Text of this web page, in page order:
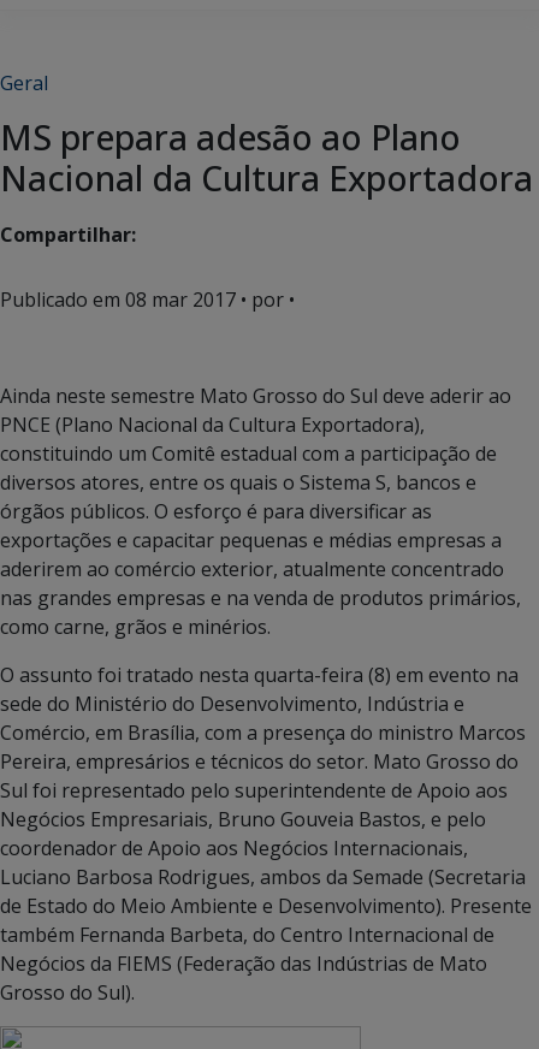
Geral
MS prepara adesão ao Plano
Nacional da Cultura Exportadora
Compartilhar:
Publicado em 08 mar 2017 • por •
Ainda neste semestre Mato Grosso do Sul deve aderir ao
PNCE (Plano Nacional da Cultura Exportadora),
constituindo um Comitê estadual com a participação de
diversos atores, entre os quais o Sistema S, bancos e
órgãos públicos. O esforço é para diversificar as
exportações e capacitar pequenas e médias empresas a
aderirem ao comércio exterior, atualmente concentrado
nas grandes empresas e na venda de produtos primários,
como carne, grãos e minérios.
O assunto foi tratado nesta quarta-feira (8) em evento na
sede do Ministério do Desenvolvimento, Indústria e
Comércio, em Brasília, com a presença do ministro Marcos
Pereira, empresários e técnicos do setor. Mato Grosso do
Sul foi representado pelo superintendente de Apoio aos
Negócios Empresariais, Bruno Gouveia Bastos, e pelo
coordenador de Apoio aos Negócios Internacionais,
Luciano Barbosa Rodrigues, ambos da Semade (Secretaria
de Estado do Meio Ambiente e Desenvolvimento). Presente
também Fernanda Barbeta, do Centro Internacional de
Negócios da FIEMS (Federação das Indústrias de Mato
Grosso do Sul).